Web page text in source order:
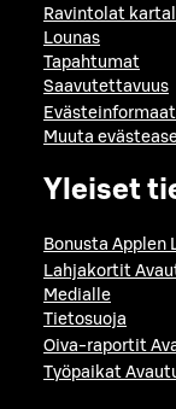
Ravintolat
Lounas
Tapahtumat
Saavutettavuus
Muuta
Yleiset
Bonusta Applen
Lahjakortit
Medialle
Tietosuoja
Oiva-raportit
Työpaikat